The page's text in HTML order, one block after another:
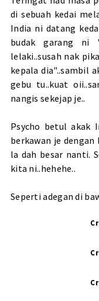
di sebuah kedai
India ni datang
budak garang ni
lelaki..susah nak
kepala dia"..sambil
gebu tu..kuat
nangis sekejap je..
Psycho betul akak
berkawan je
la dah besar nanti.
kita ni..hehehe..
Seperti adegan di